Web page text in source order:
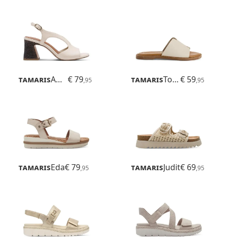
Tamaris Ambada € 79,95 Tamaris Toffy€ 59,95
TamarisEda€ 79,95 TamarisJudit€ 69,95